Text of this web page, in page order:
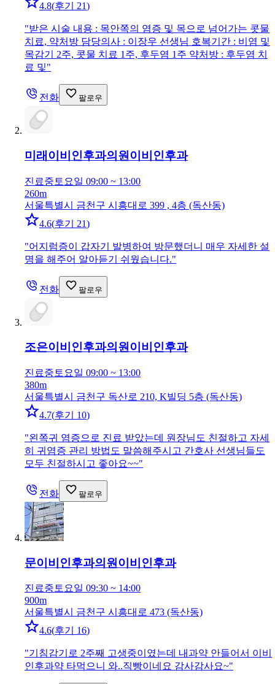
4.8(후기 21)
"받은 시술 내용 : 목안쪽의 염증 및 목으로 넘어가는 콧물
치료, 약처방 담당의사 : 이장우 선생님 호복기간 : 비염 및
목감기 2주, 콧물 치료 1주, 후두염 1주 약처방 : 후두염 치
료 및"
전화 팔로우
미래이비인후과의원 이비인후과
진료중 토요일 09:00 ~ 13:00
260m
서울특별시 금천구 시흥대로 399 , 4층 (독산동)
4.6(후기 21)
"어지럼증이 갑자기 발병하여 방문했더니 매우 자세한 설
명을 해주어 알아듣기 쉬웠습니다."
전화 팔로우
조은이비인후과의원이비인후과
진료중 토요일 09:00 ~ 13:00
380m
서울특별시 금천구 독산로 210, K빌딩 5층 (독산동)
4.7(후기 10)
"왼쪽귀 염증으로 진료 받았는데 원장님도 친절하고 자세
히 귀염증 관리 방법도 말씀해주시고 간호사 선생님들도
모두 친절하시고 좋아요~~"
전화 팔로우
문이비인후과의원 이비인후과
진료중토요일 09:30 ~ 14:00
900m
서울특별시 금천구 시흥대로 473 (독산동)
4.6(후기 16)
"기침감기로 2주째 고생중이였는데 내과약 안들어서 이비
인후과약 타먹으니 와..직빵이네요 감사감사요~"